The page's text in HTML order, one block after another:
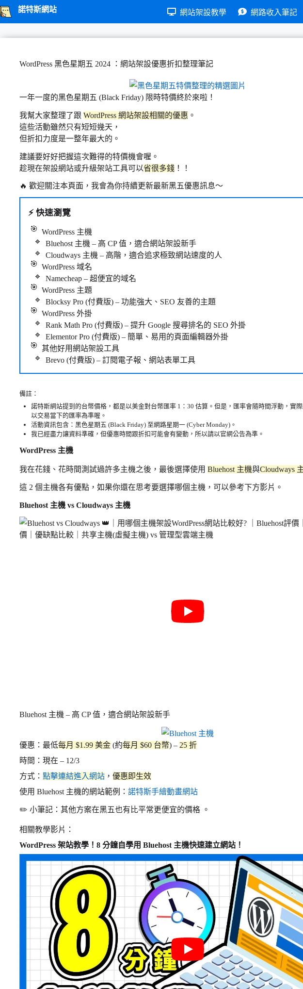
跳
至
諾特斯網站 網站架設教學 網路收入筆記
WordPress 黑色星期五 2024 ：網站架設優惠折扣整理筆記
一年一度的黑色星期五 (Black Friday) 限時特價終於來啦！
我幫大家整理了跟 WordPress 網站架設相關的優惠 。
這些活動雖然只有短短幾天，
但折扣力度是一整年最大的。
建議要好好把握這次難得的特價機會喔。
趁現在架設網站或升級架站工具可以省很多錢 ！！
🔥 歡迎關注本頁面，我會為你持續更新最新黑五優惠訊息～
⚡快速瀏覽
WordPress 主機
Bluehost 主機 – 高 CP 值，適合網站架設新手
Cloudways 主機 – 高階，適合追求極致網站速度的人
WordPress 域名
Namecheap – 超便宜的域名
WordPress 主題
Blocksy Pro (付費版) – 功能強大、SEO 友善的主題
WordPress 外掛
Rank Math Pro (付費版) – 提升 Google 搜尋排名的 SEO 外掛
Elementor Pro (付費版) – 簡單、易用的頁面編輯器外掛
其他好用網站架設工具
Brevo (付費版) – 訂閱電子報、網站表單工具
備註：
諾特斯網站提到的台幣價格，都是以美金對台幣匯率 1：30 估算。但是，匯率會隨時間浮動，實
以交易當下的匯率為準喔。
活動資訊包含：黑色星期五 (Black Friday) 至網路星期一 (Cyber Monday)。
我已經盡力讓資料準確，但優惠時間跟折扣可能會有變動，所以請以官網公告為準。
WordPress 主機
我在花錢、花時間測試過許多主機之後，最後選擇使用 Bluehost 主機與Cloudways
這 2 個主機各有優點，如果你還在思考要選擇哪個主機，可以參考下方影片。
Bluehost 主機 vs Cloudways 主機
Bluehost 主機 – 高 CP 值，適合網站架設新手
優惠：最低每月 $1.99 美金 (約每月 $60 台幣) – 25 折
時間：現在 – 12/3
方式： 點擊連結進入網站 ， 優惠即生效
使用 Bluehost 主機的網站範例： 諾特斯手繪動畫網站
✏️ 小筆記：其他方案在黑五也有比平常更便宜的價格 。
相關教學影片：
WordPress 架站教學！8 分鐘自學用 Bluehost 主機快速建立網站！